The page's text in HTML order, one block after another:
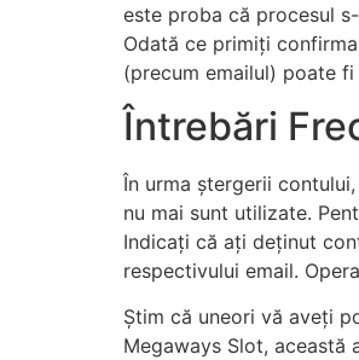
este proba că procesul
Odată ce primiți
(precum emailul) poate
Întrebări
În urma ștergerii
nu mai sunt utilizate.
Indicați că ați deținut
respectivului email.
Știm că uneori vă aveți
Megaways Slot,